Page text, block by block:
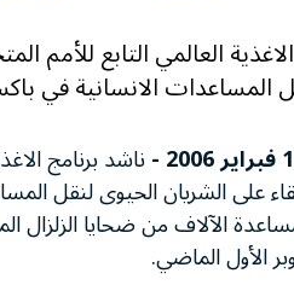
المساعدات الانسانية في
على الشريان الحيوى لنقل
الآلاف من ضحايا الزلزال
الأول الماضي.